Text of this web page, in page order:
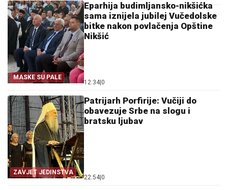
MASKE SU PALE
Eparhija budimljansko-nikšićka
sama iznijela jubilej Vučedolske
bitke nakon povlačenja Opštine
Nikšić
12:34 0
ZAVJET JEDINSTVA
Patrijarh Porfirije: Vučiji do
obavezuje Srbe na slogu i
bratsku ljubav
22:54 0